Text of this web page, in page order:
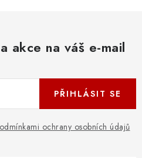
akce na váš e-mail
ochrany osobních údajů
PŘIHLÁSIT SE